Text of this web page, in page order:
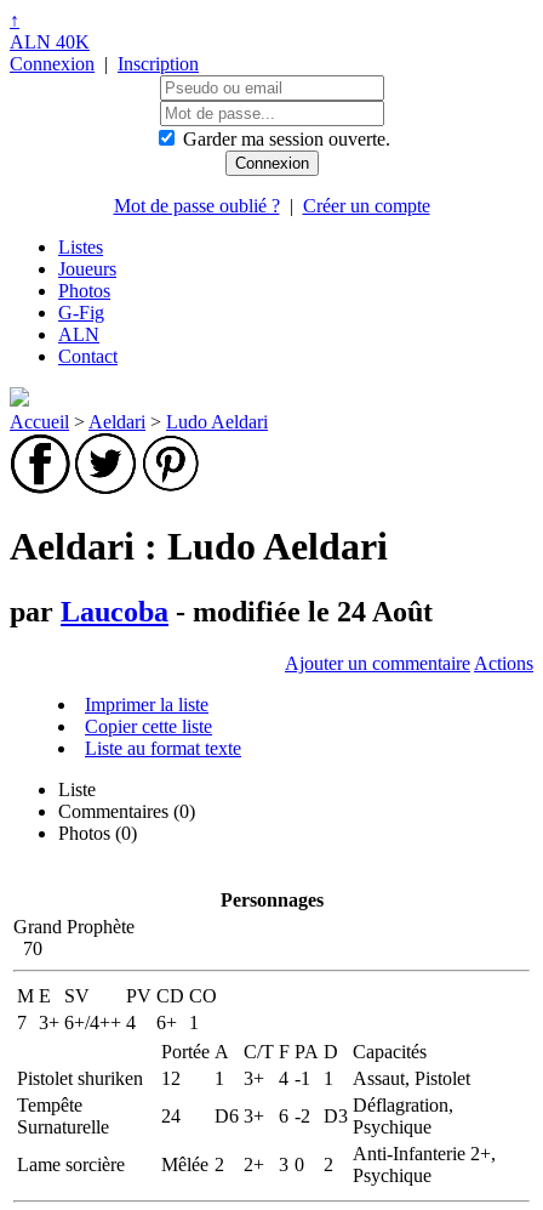
↑
ALN 40K
Connexion | Inscription
Garder ma session ouverte.
Mot de passe oublié ?| Créer un compte
Listes
Joueurs
Photos
G-Fig
ALN
Contact
Accueil > Aeldari > Ludo Aeldari
Aeldari : Ludo Aeldari
par Laucoba - modifiée le 24 Août
Ajouter un commentaire Actions
Imprimer la liste
Copier cette liste
Liste au format texte
Liste
Commentaires (0)
Photos (0)
Personnages
Grand Prophète
70
M E SV PV CD CO
7 3+ 6+/4++ 4 6+
1
Portée A C/T F PA D
Capacités
Pistolet shuriken
12 1 3+ 4 -1 1
Assaut, Pistolet
Tempête
Surnaturelle
24 D6 3+ 6 -2 D3
Déflagration,
Psychique
Lame sorcière
Mêlée 2 2+ 3 0 2
Anti-Infanterie 2+,
Psychique